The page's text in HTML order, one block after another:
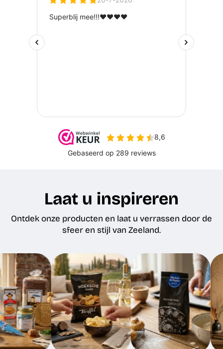
Laat u inspireren
Ontdek onze producten en laat u verrassen door de
sfeer en stijl van Zeeland.